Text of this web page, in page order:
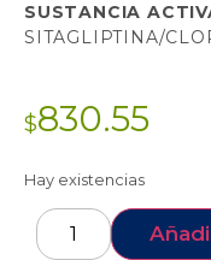
SUSTANCIA
SITAGLIPTINA/
$830.55
Hay existencias